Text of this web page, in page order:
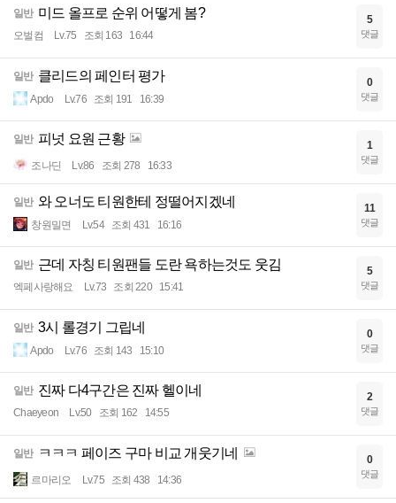
일반 미드 올프로 순위 어떻게 봄?
오벌컴 Lv.75 조회 163 16:44
5
댓글
일반 클리드의 페인터 평가
Apdo Lv.76 조회 191 16:39
0
댓글
일반 피넛 요원 근황
조나딘 Lv.86 조회 278 16:33
1
댓글
일반 와 오너도 티원한테 정떨어지겠네
창원밀면 Lv.54 조회 431 16:16
11
댓글
일반 근데 자칭 티원팬들 도란 욕하는것도 웃김
엑페사랑해요 Lv.73 조회 220 15:41
5
댓글
일반 3시 롤경기 그립네
Apdo Lv.76 조회 143 15:10
0
댓글
일반 진짜 다4구간은 진짜 헬이네
Chaeyeon Lv.50 조회 162 14:55
2
댓글
일반 ㅋㅋㅋ 페이즈 구마 비교 개웃기네
르마리오 Lv.75 조회 438 14:36
0
댓글